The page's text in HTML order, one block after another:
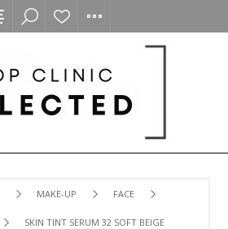
MAKE-UP FACE
SKIN TINT SERUM 32 SOFT BEIGE